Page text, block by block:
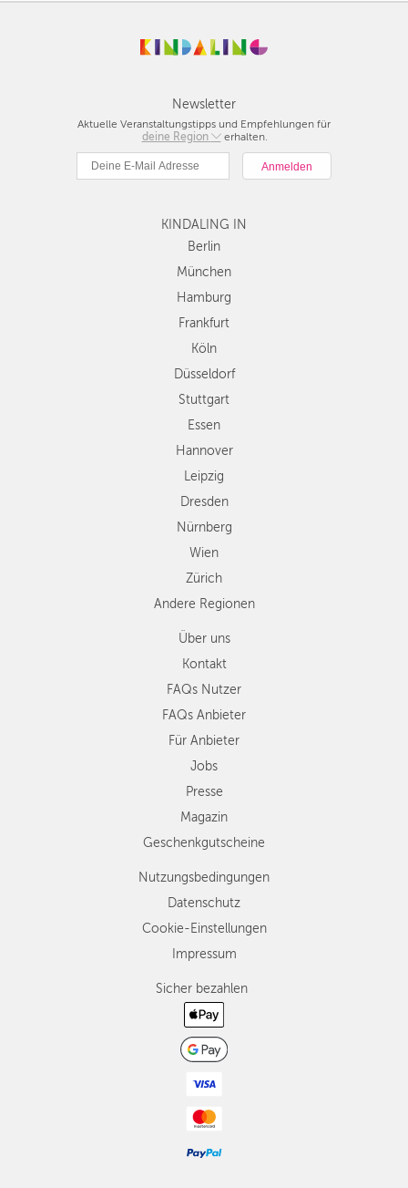
Newsletter
Aktuelle Veranstaltungstipps und Empfehlungen für
deine Region
Berlin
München
Hamburg
Köln
Düsseldorf
Stuttgart
Essen
Dresden
Nürnberg
Wien
Zürich
Andere
Regionen
erhalten.
KINDALING IN
Berlin
München
Hamburg
Frankfurt
Köln
Düsseldorf
Stuttgart
Essen
Hannover
Leipzig
Dresden
Nürnberg
Wien
Zürich
Andere Regionen
Über uns
Kontakt
FAQs Nutzer
FAQs Anbieter
Für Anbieter
Jobs
Presse
Magazin
Geschenkgutscheine
Nutzungsbedingungen
Datenschutz
Cookie-Einstellungen
Impressum
Sicher bezahlen